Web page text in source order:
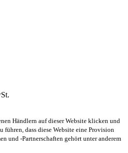
Händlern auf dieser Website klicken und
führen, dass diese Website eine Provision
und -Partnerschaften gehört unter anderem